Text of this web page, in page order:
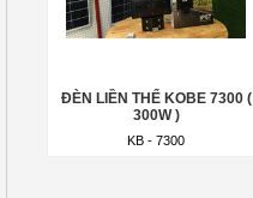
ĐÈN LIỀN THỂ KOBE 7300 (
300W )
KB - 7300